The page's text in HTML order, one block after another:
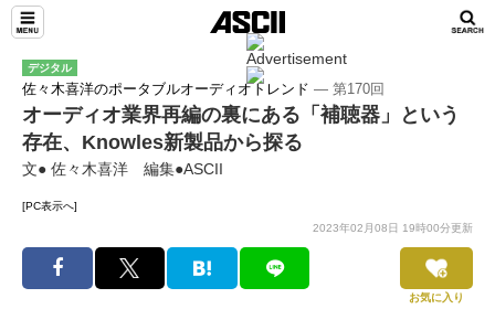
デジタル
佐々木喜洋のポータブルオーディオトレンド ― 第170回
オーディオ業界再編の裏にある「補聴器」という
存在、Knowles新製品から探る
文● 佐々木喜洋 編集●ASCII
[PC表示へ]
2023年02月08日 19時00分更新
お気に入り